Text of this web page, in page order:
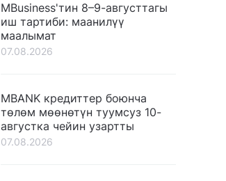
MBusiness'тин 8–9-августтагы
иш тартиби: маанилүү
маалымат
07.08.2026
MBANK кредиттер боюнча
төлөм мөөнөтүн туумсуз 10-
августка чейин узартты
07.08.2026